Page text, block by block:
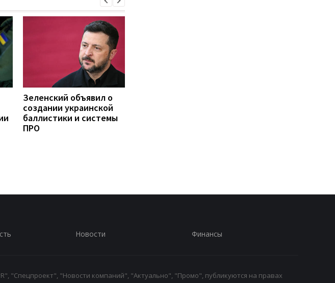
Зеленский объявил о
создании украинской
баллистики и системы
ПРО
Новости Финансы
"Спецпроект", "Новости компаний", "Актуально", "Промо", публикуются на правах